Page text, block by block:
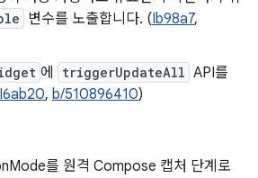
변수를 노출합니다. (Ib98a7,
에 triggerUpdateAll API를
I6ab20, b/510896410)
를 원격 Compose 캡처 단계로